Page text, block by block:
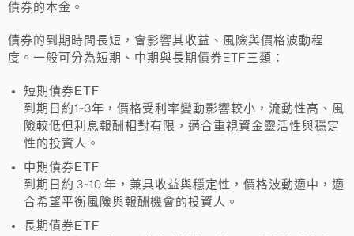
債券的本金。
債券的到期時間長短，會影響其收益、風險與價格波動程
度。一般可分為短期、中期與長期債券ETF三類：
短期債券ETF
到期日約1~3年，價格受利率變動影響較小，流動性高、風
險較低但利息報酬相對有限，適合重視資金靈活性與穩定
性的投資人。
中期債券ETF
到期日約 3~10 年，兼具收益與穩定性，價格波動適中，適
合希望平衡風險與報酬機會的投資人。
長期債券ETF